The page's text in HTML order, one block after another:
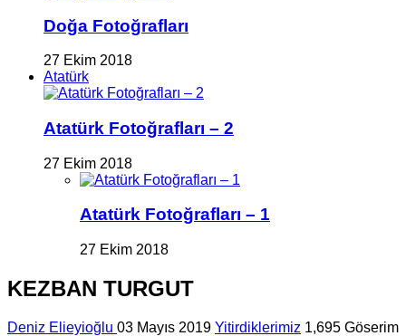
Doğa Fotoğrafları
27 Ekim 2018
Atatürk
Atatürk Fotoğrafları – 2
27 Ekim 2018
Atatürk Fotoğrafları – 1
27 Ekim 2018
KEZBAN TURGUT
Deniz Elieyioğlu 03 Mayıs 2019 Yitirdiklerimiz 1,695 Göserim